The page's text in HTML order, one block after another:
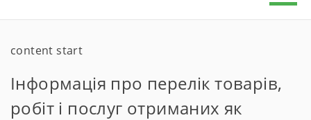
content start
Інформація про перелік товарів,
робіт і послуг отриманих як